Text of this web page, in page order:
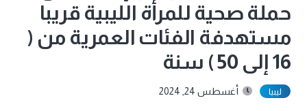
حملة صحية للمرأة الليبية قريبا
مستهدفة الفئات العمرية من (
16 إلى 50 ) سنة
ليبيا أغسطس 24, 2024